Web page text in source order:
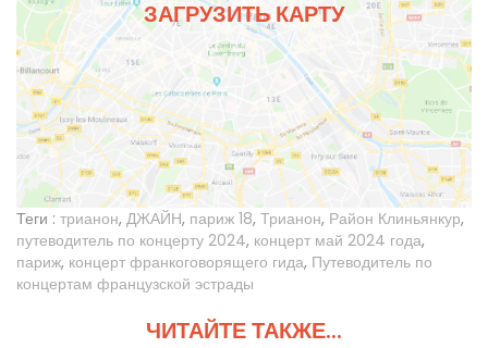
ЗАГРУЗИТЬ КАРТУ
Теги : трианон, ДЖАЙН, париж 18, Трианон, Район Клиньянкур,
путеводитель по концерту 2024, концерт май 2024 года,
париж, концерт франкоговорящего гида, Путеводитель по
концертам французской эстрады
ЧИТАЙТЕ ТАКЖЕ...